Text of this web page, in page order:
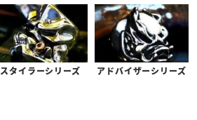
スタイラーシリーズ アドバイザーシリーズ